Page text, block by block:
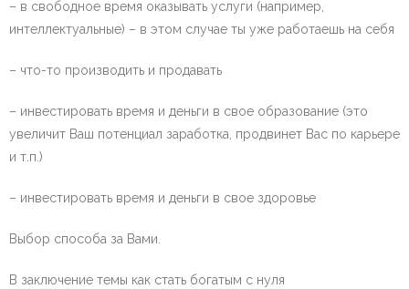
– в свободное время оказывать услуги (например,
интеллектуальные) – в этом случае ты уже работаешь на себя
– что-то производить и продавать
– инвестировать время и деньги в свое образование (это
увеличит Ваш потенциал заработка, продвинет Вас по карьере
и т.п.)
– инвестировать время и деньги в свое здоровье
Выбор способа за Вами.
В заключение темы как стать богатым с нуля